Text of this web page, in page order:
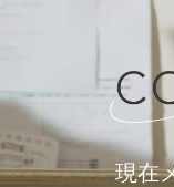
現在